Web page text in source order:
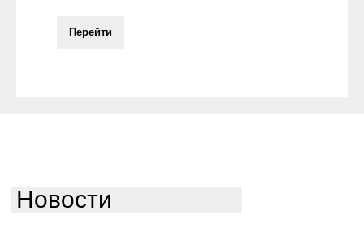
Перейти
Новости